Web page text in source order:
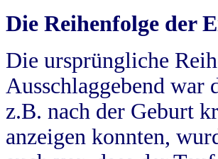
Die Reihenfolge der
Die ursprüngliche
Ausschlaggebend war
z.B. nach der Geburt
anzeigen konnten,